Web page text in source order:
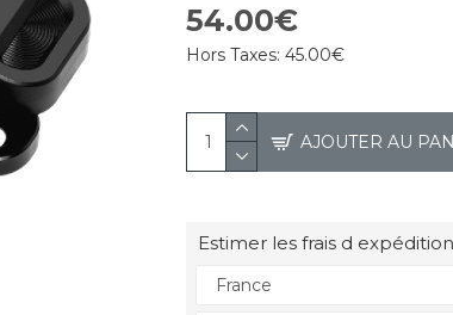
54.00€
Hors Taxes: 45.00€
AJOUTER AU
Estimer les frais d